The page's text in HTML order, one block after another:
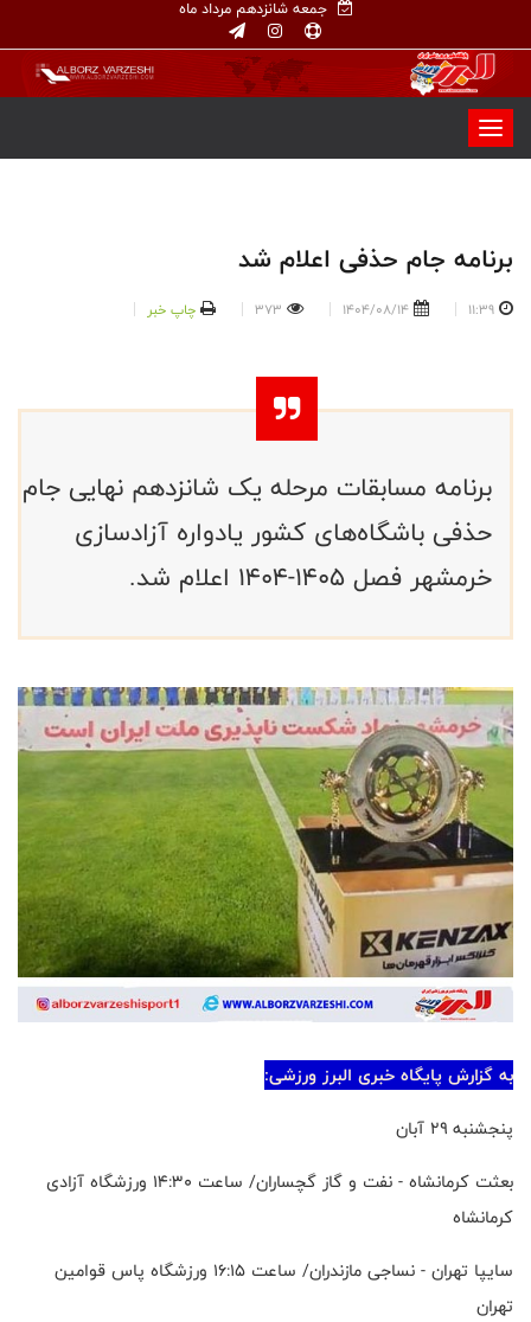
جمعه شانزدهم مرداد ماه
برنامه جام حذفی اعلام شد
11:39
1404/08/14
373 چاپ خبر
برنامه مسابقات مرحله یک شانزدهم نهایی جام
حذفی باشگاه‌های کشور یادواره آزادسازی
خرمشهر فصل ۱۴۰۵-۱۴۰۴ اعلام شد.
به گزارش پایگاه خبری البرز ورزشی:
پنجشنبه ۲۹ آبان
بعثت کرمانشاه - نفت و گاز گچساران/ ساعت ۱۴:۳۰ ورزشگاه آزادی
کرمانشاه
سایپا تهران - نساجی مازندران/ ساعت ۱۶:۱۵ ورزشگاه پاس قوامین
تهران